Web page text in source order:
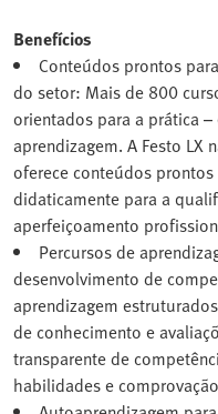
Benefícios
Conteúdos prontos
do setor: Mais de 800
orientados para a prática
aprendizagem. A Festo LX
oferece conteúdos
didaticamente para a
aperfeiçoamento
Percursos de
desenvolvimento de
aprendizagem
de conhecimento e
transparente de
habilidades e